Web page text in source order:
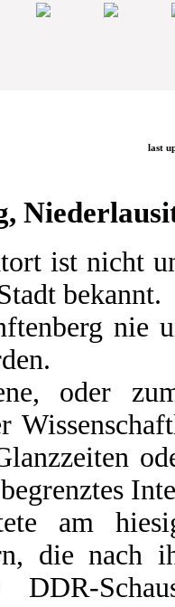
last
ist nicht
bekannt.
nie
oder
am
die nach